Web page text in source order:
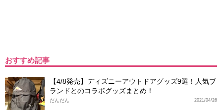
おすすめ記事
【4/8発売】ディズニーアウトドアグッズ9選！人気ブ
ランドとのコラボグッズまとめ！
2021/04/26
だんだん